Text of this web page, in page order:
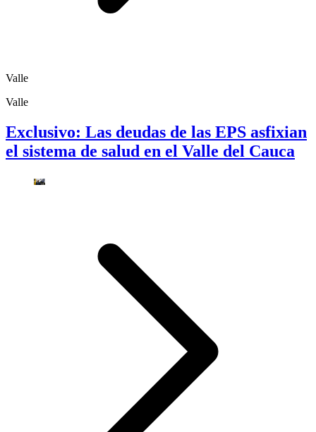
Valle
Valle
Exclusivo: Las deudas de las EPS asfixian
el sistema de salud en el Valle del Cauca